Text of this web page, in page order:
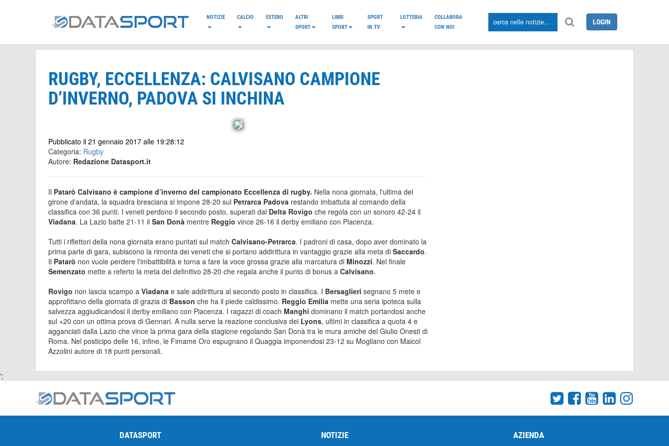
NOTIZIE CALCIO ESTERO
ALTRI
SPORT
LIBRI
SPORT
SPORT
IN TV
LOTTERIA
COLLABORA
CON NOI
LOGIN
RUGBY, ECCELLENZA: CALVISANO CAMPIONE
D’INVERNO, PADOVA SI INCHINA
Pubblicato il 21 gennaio 2017 alle 19:28:12
Categoria: Rugby
Autore: Redazione Datasport.it
Il Patarò Calvisano è campione d’inverno del campionato Eccellenza di rugby. Nella nona giornata, l'ultima del
girone d'andata, la squadra bresciana si impone 28-20 sul Petrarca Padova restando imbattuta al comando della
classifica con 36 punti. I veneti perdono il secondo posto, superati dal Delta Rovigo che regola con un sonoro 42-24 il
Viadana. La Lazio batte 21-11 il San Donà mentre Reggio vince 26-16 il derby emiliano con Piacenza.
Tutti i riflettori della nona giornata erano puntati sul match Calvisano-Petrarca. I padroni di casa, dopo aver dominato la
prima parte di gara, subiscono la rimonta dei veneti che si portano addirittura in vantaggio grazie alla meta di Saccardo.
Il Patarò non vuole perdere l'imbattibilità e torna a fare la voce grossa grazie alla marcatura di Minozzi. Nel finale
Semenzato mette a referto la meta del definitivo 28-20 che regala anche il punto di bonus a Calvisano.
Rovigo non lascia scampo a Viadana e sale addirittura al secondo posto in classifica. I Bersaglieri segnano 5 mete e
approfittano della giornata di grazia di Basson che ha il piede caldissimo. Reggio Emilia mette una seria ipoteca sulla
salvezza aggiudicandosi il derby emiliano con Piacenza. I ragazzi di coach Manghi dominano il match portandosi anche
sul +20 con un ottima prova di Gennari. A nulla serve la reazione conclusiva dei Lyons, ultimi in classifica a quota 4 e
agganciati dalla Lazio che vince la prima gara della stagione regolando San Donà tra le mura amiche del Giulio Onesti di
Roma. Nel posticipo delle 16, infine, le Fimame Oro espugnano il Quaggia imponendosi 23-12 su Mogliano con Maicol
Azzolini autore di 18 punti personali.
';
DATASPORT NOTIZIE AZIENDA